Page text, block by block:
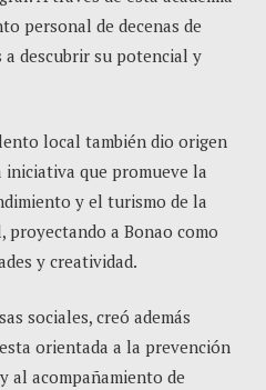
personal de decenas de
descubrir su potencial y
local también dio origen
iniciativa que promueve la
y el turismo de la
a Bonao como
y creatividad.
sociales, creó además
orientada a la prevención
al acompañamiento de